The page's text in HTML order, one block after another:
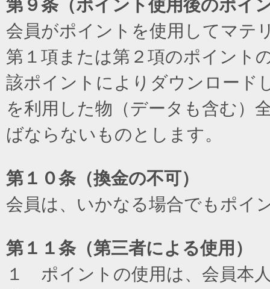
第９条（ポイント使用後のポイ
会員がポイントを使用してマテ
第１項または第２項のポイント
該ポイントによりダウンロード
を利用した物（データも含む）
ばならないものとします。
第１０条（換金の不可）
会員は、いかなる場合でもポイ
第１１条（第三者による使用）
１ ポイントの使用は、会員本